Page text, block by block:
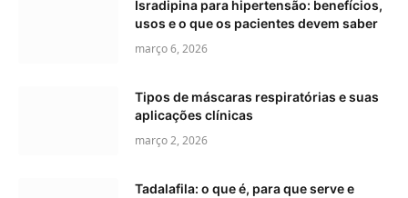
Isradipina para hipertensão: benefícios,
usos e o que os pacientes devem saber
março 6, 2026
Tipos de máscaras respiratórias e suas
aplicações clínicas
março 2, 2026
Tadalafila: o que é, para que serve e